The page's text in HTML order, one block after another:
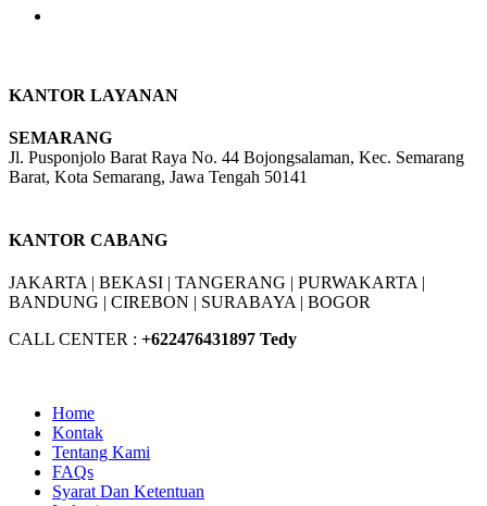
KANTOR LAYANAN
SEMARANG
Jl. Pusponjolo Barat Raya No. 44 Bojongsalaman, Kec. Semarang
Barat, Kota Semarang, Jawa Tengah 50141
KANTOR CABANG
JAKARTA | BEKASI | TANGERANG | PURWAKARTA |
BANDUNG | CIREBON | SURABAYA | BOGOR
CALL CENTER : +622476431897 Tedy
Home
Kontak
Tentang Kami
FAQs
Syarat Dan Ketentuan